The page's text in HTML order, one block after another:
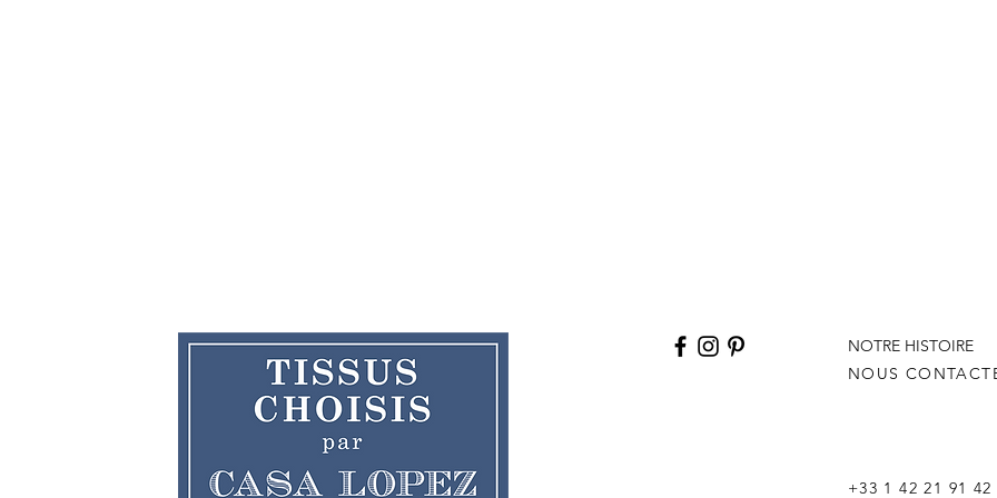
NOTRE HISTOIRE
NOUS
+33 1 42 21 91 42